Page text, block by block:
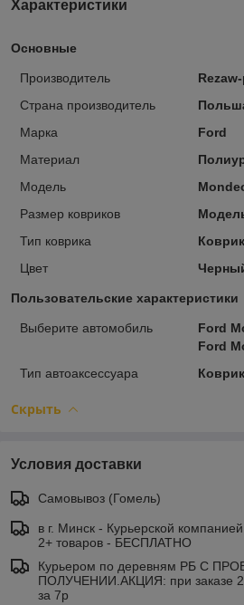
Характеристики
Основные
Производитель
Страна производитель
Марка
Ford
Материал
Модель
Размер ковриков
Тип коврика
Цвет
Пользовательские характеристики
Выберите автомобиль
Ford
Ford
Тип автоаксессуара
Скрыть
Условия доставки
Самовывоз (Гомель)
в г. Минск - Курьерской
2+ товаров - БЕСПЛАТНО
Курьером по деревням РБ С
ПОЛУЧЕНИИ.АКЦИЯ: при заказе 2+
за 7р